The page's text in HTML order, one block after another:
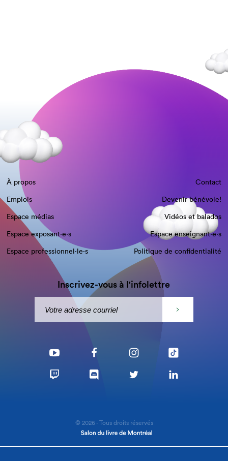
À propos
Contact
Emplois
Devenir bénévole!
Espace médias
Vidéos et balados
Espace exposant·e⋅s
Espace enseignant·e⋅s
Espace professionnel·le⋅s
Politique de confidentialité
Inscrivez-vous à l'infolettre
© 2026 - Tous droits réservés